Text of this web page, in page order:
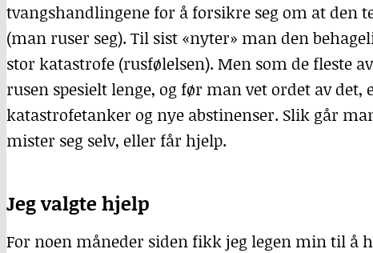
tvangshandlingene for å forsikre seg om at den
(man ruser seg). Til sist «nyter» man den
stor katastrofe (rusfølelsen). Men som de fleste
rusen spesielt lenge, og før man vet ordet av
katastrofetanker og nye abstinenser. Slik går
mister seg selv, eller får hjelp.
Jeg valgte hjelp
For noen måneder siden fikk jeg legen min til å